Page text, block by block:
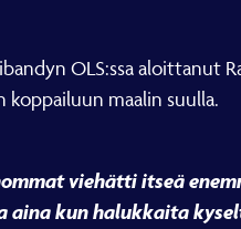
OLS:ssa aloittanut
koppailuun maalin suulla.
viehätti itseä
aina kun halukkaita